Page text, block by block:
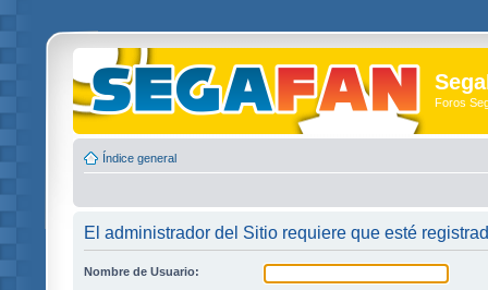
Foros
Índice general
El administrador del Sitio requiere que esté
Nombre de Usuario: